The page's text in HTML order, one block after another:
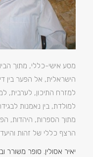
מסע אישי-כללי, מתוך
הישראלית, אל הפער בין
למזרח התיכון, לערבית,
למולדת, בין נאמנות
מתוך הספרות, היהדות,
הרצף כללי של זהות
יאיר אסולין. סופר משורר